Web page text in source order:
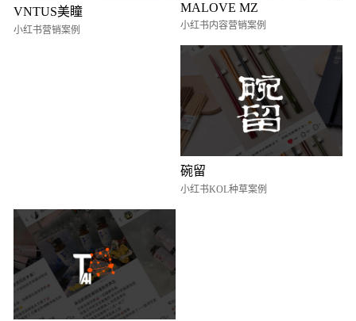
VNTUS美瞳
小红书营销案例
MALOVE MZ
小红书内容营销案例
碗留
小红书KOL种草案例